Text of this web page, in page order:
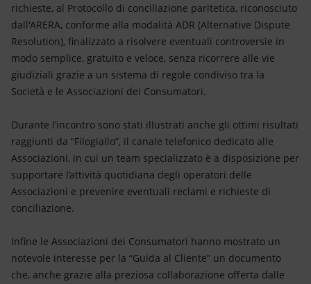
richieste, al Protocollo di conciliazione paritetica, riconosciuto
dall'ARERA, conforme alla modalità ADR (Alternative Dispute
Resolution), finalizzato a risolvere eventuali controversie in
modo semplice, gratuito e veloce, senza ricorrere alle vie
giudiziali grazie a un sistema di regole condiviso tra la
Società e le Associazioni dei Consumatori.
Durante l’incontro sono stati illustrati anche gli ottimi risultati
raggiunti da “Filogiallo”, il canale telefonico dedicato alle
Associazioni, in cui un team specializzato è a disposizione per
supportare l’attività quotidiana degli operatori delle
Associazioni e prevenire eventuali reclami e richieste di
conciliazione.
Infine le Associazioni dei Consumatori hanno mostrato un
notevole interesse per la “Guida al Cliente” un documento
che, anche grazie alla preziosa collaborazione offerta dalle